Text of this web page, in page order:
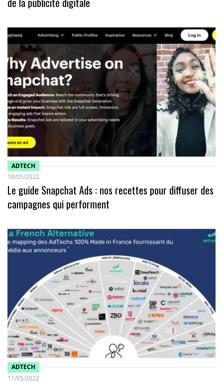
ADTECH
18/05/2022
Le guide Snapchat Ads : nos recettes pour diffuser des
campagnes qui performent
ADTECH
11/05/2022